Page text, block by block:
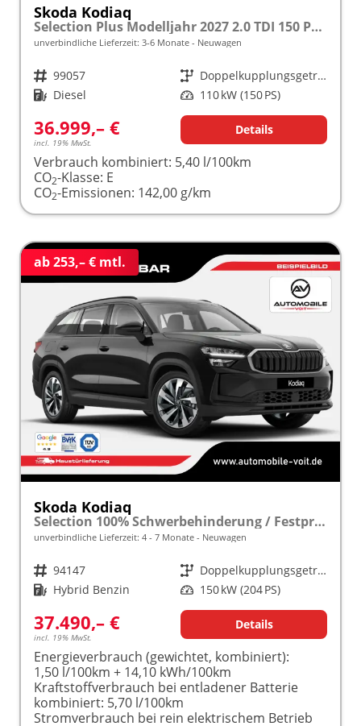
Skoda Kodiaq
Selection Plus Modelljahr 2027 2.0 TDI 150 PS DSG TEMPOMAT/R.KAMERA/SHZ/LED/LENKRADHEIZUNG frei konfigurierbar!
unverbindliche Lieferzeit: 3-6 Monate Neuwagen
Fahrzeugnr. 99057 Getriebe
Doppelkupplungsgetriebe (DSG)
Kraftstoff Diesel Leistung 110 kW (150 PS)
36.999,– €
incl. 19% MwSt.
Details
Verbrauch kombiniert: 5,40 l/100km
CO2-Klasse: E
CO2-Emissionen: 142,00 g/km
ab 253,– € mtl.
Skoda Kodiaq
Selection 100% Schwerbehinderung / Festpreisgarantie* Modelljahr 1.5 TSI iV PLUG-IN-HYBRID 204PS DSG "Sonderangebot bei Schwerbehinderung" frei konfigurierbar!
unverbindliche Lieferzeit: 4 - 7 Monate Neuwagen
Fahrzeugnr. 94147 Getriebe
Doppelkupplungsgetriebe (DSG)
Kraftstoff Hybrid Benzin Leistung 150 kW (204 PS)
37.490,– €
incl. 19% MwSt.
Details
Energieverbrauch (gewichtet, kombiniert):
1,50 l/100km + 14,10 kWh/100km
Kraftstoffverbrauch bei entladener Batterie
kombiniert: 5,70 l/100km
Stromverbrauch bei rein elektrischem Betrieb